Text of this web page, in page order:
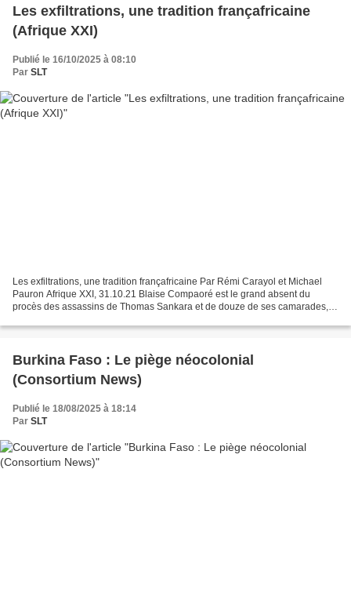
Les exfiltrations, une tradition françafricaine
(Afrique XXI)
Publié le 16/10/2025 à 08:10
Par SLT
Les exfiltrations, une tradition françafricaine Par Rémi Carayol et Michael
Pauron Afrique XXI, 31.10.21 Blaise Compaoré est le grand absent du
procès des assassins de Thomas Sankara et de douze de ses camarades,
Burkina Faso : Le piège néocolonial
(Consortium News)
Publié le 18/08/2025 à 18:14
Par SLT